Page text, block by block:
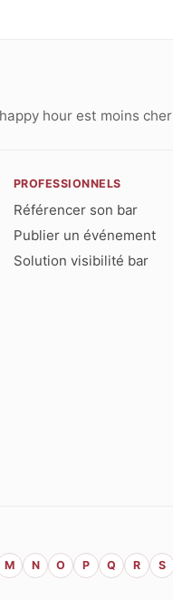
hour est moins cher
PROFESSIONNELS
Référencer son bar
Publier un événement
Solution visibilité bar
M N O P Q R S